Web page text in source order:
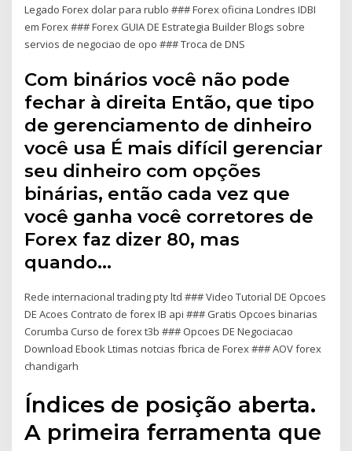
Legado Forex dolar para rublo ### Forex oficina Londres IDBI
em Forex ### Forex GUIA DE Estrategia Builder Blogs sobre
servios de negociao de opo ### Troca de DNS
Com binários você não pode
fechar à direita Então, que tipo
de gerenciamento de dinheiro
você usa É mais difícil gerenciar
seu dinheiro com opções
binárias, então cada vez que
você ganha você corretores de
Forex faz dizer 80, mas
quando…
Rede internacional trading pty ltd ### Video Tutorial DE Opcoes
DE Acoes Contrato de forex IB api ### Gratis Opcoes binarias
Corumba Curso de forex t3b ### Opcoes DE Negociacao
Download Ebook Ltimas notcias fbrica de Forex ### AOV forex
chandigarh
Índices de posição aberta.
A primeira ferramenta que